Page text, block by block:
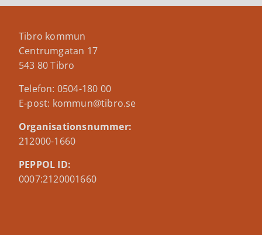
Tibro kommun
Centrumgatan 17
543 80 Tibro
Telefon: 0504-180 00
E-post: kommun@tibro.se
Organisationsnummer:
212000-1660
PEPPOL ID:
0007:2120001660